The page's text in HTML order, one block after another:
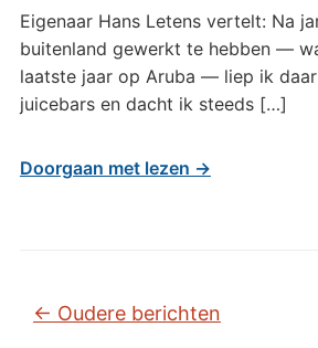
Eigenaar Hans Letens vertelt: Na
buitenland gewerkt te hebben —
laatste jaar op Aruba — liep ik
juicebars en dacht ik steeds […]
Doorgaan met lezen →
Bericht navigatie
← Oudere berichten